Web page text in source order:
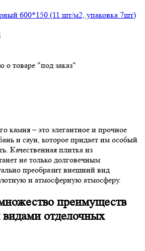
600*150 (11 шт/м2, упаковка 7шт)
товаре "под заказ"
камня – это элегантное и прочное
и саун, которое придает им особый
Качественная плитка из
не только долговечным
преобразит внешний вид
и атмосферную атмосферу.
преимуществ
отделочных